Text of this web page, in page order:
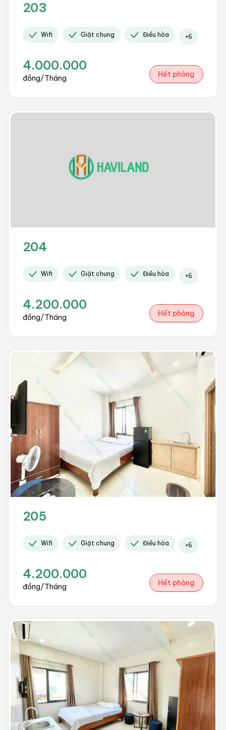
203
Wifi Giặt chung Điều hòa +6
4.000.000
đồng/Tháng Hết phòng
204
Wifi Giặt chung Điều hòa +6
4.200.000
đồng/Tháng Hết phòng
205
Wifi Giặt chung Điều hòa +6
4.200.000
đồng/Tháng Hết phòng